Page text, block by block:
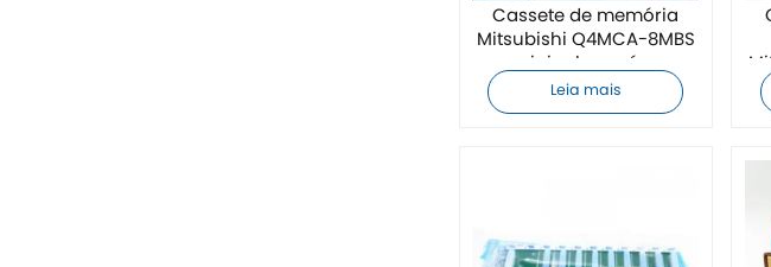
Cassete de memória
Mitsubishi Q4MCA-8MBS
original genuína
Leia mais